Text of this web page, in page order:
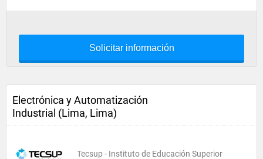
Solicitar información
Electrónica y Automatización
Industrial (Lima, Lima)
Tecsup - Instituto de Educación Superior